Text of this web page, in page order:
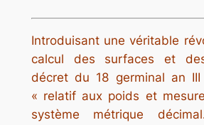
Introduisant une véritable
calcul des surfaces et
décret du 18 germinal an
« relatif aux poids et
système métrique